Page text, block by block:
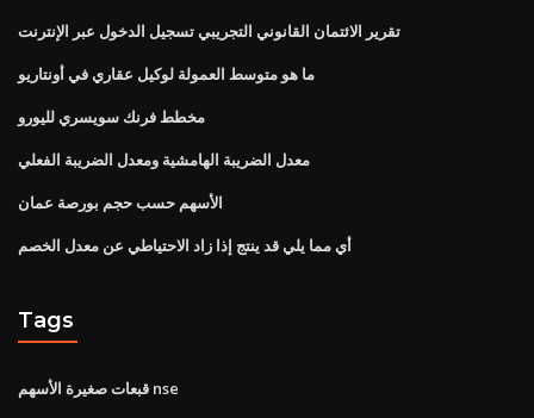
تقرير الائتمان القانوني التجريبي تسجيل الدخول عبر الإنترنت
ما هو متوسط ​​العمولة لوكيل عقاري في أونتاريو
مخطط فرنك سويسري لليورو
معدل الضريبة الهامشية ومعدل الضريبة الفعلي
الأسهم حسب حجم بورصة عمان
أي مما يلي قد ينتج إذا زاد الاحتياطي عن معدل الخصم
Tags
قبعات صغيرة الأسهم nse